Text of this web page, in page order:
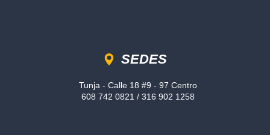
SEDES
Tunja - Calle 18 #9 - 97 Centro
608 742 0821 / 316 902 1258